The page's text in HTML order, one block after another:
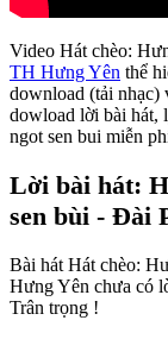
Video Hát chèo:
TH Hưng Yên thể
download (tải nhạc)
dowload lời bài hát,
ngot sen bui miễn
Lời bài hát:
sen bùi - Đài
Bài hát Hát chèo:
Hưng Yên chưa có
Trân trọng !